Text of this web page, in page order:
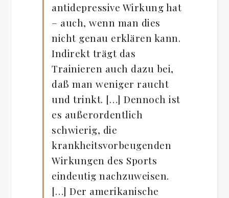
antidepressive Wirkung hat
– auch, wenn man dies
nicht genau erklären kann.
Indirekt trägt das
Trainieren auch dazu bei,
daß man weniger raucht
und trinkt. […] Dennoch ist
es außerordentlich
schwierig, die
krankheitsvorbeugenden
Wirkungen des Sports
eindeutig nachzuweisen.
[…] Der amerikanische